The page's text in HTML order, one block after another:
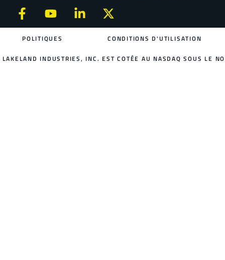
POLITIQUES CONDITIONS D'UTILISATION
LAKELAND INDUSTRIES, INC. EST COTÉE AU NASDAQ SOUS LE